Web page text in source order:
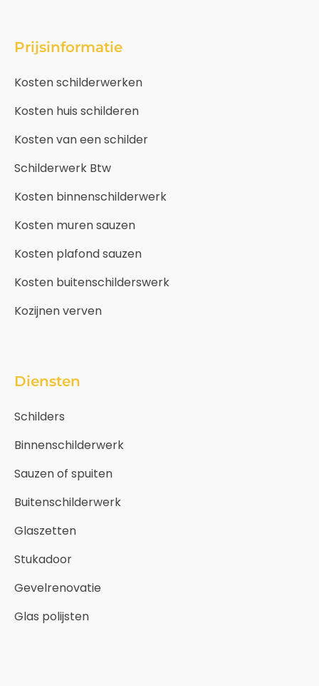
Prijsinformatie
Kosten schilderwerken
Kosten huis schilderen
Kosten van een schilder
Schilderwerk Btw
Kosten binnenschilderwerk
Kosten muren sauzen
Kosten plafond sauzen
Kosten buitenschilderswerk
Kozijnen verven
Diensten
Schilders
Binnenschilderwerk
Sauzen of spuiten
Buitenschilderwerk
Glaszetten
Stukadoor
Gevelrenovatie
Glas polijsten